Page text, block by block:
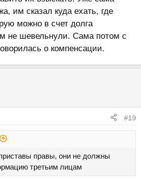
им сказал куда ехать, где
можно в счет долга
не шевельнули. Сама потом с
о компенсации.
#19
правы, они не должны
третьим лицам